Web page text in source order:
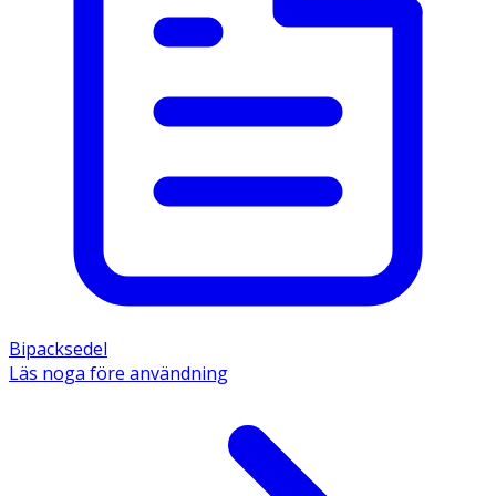
Användning & Dosering
- Rekommenderas inte till gravida och ammande eller vid
- Sinupret bör inte användas längre än 14 dagar.
Förvaras i rumstemperatur och utom räckhåll för barn.
1 dragerad tablett innehåller: 12 mg pulveriserad
gullgentiana (Gentiana lutea L.), rot, motsvarande 12 mg
(Primula veris L.) och/eller lundviva (Primula elatior L.
Hill)), blomma, motsvarande 36 mg torkade blommor, 36
mg pulveriserade Rumex-arter (ängssyra (Rumex acetosa
Bipacksedel
Läs noga före användning